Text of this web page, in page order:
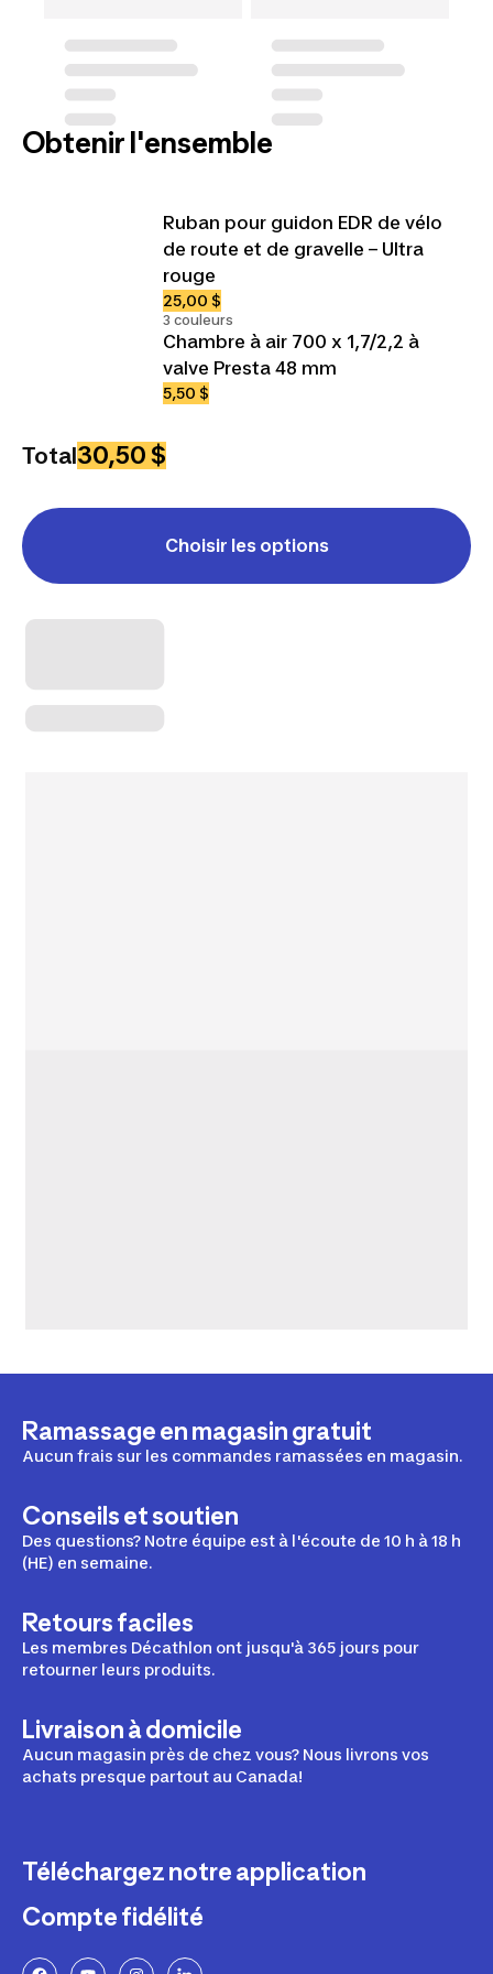
Obtenir l'ensemble
Ruban pour guidon EDR de vélo
de route et de gravelle – Ultra
rouge
25,00 $
3 couleurs
Chambre à air 700 x 1,7/2,2 à
valve Presta 48 mm
5,50 $
Total30,50 $
Choisir les options
Ramassage en magasin gratuit
Aucun frais sur les commandes ramassées en magasin.
Conseils et soutien
Des questions? Notre équipe est à l'écoute de 10 h à 18 h
(HE) en semaine.
Retours faciles
Les membres Décathlon ont jusqu'à 365 jours pour
retourner leurs produits.
Livraison à domicile
Aucun magasin près de chez vous? Nous livrons vos
achats presque partout au Canada!
Téléchargez notre application
Compte fidélité